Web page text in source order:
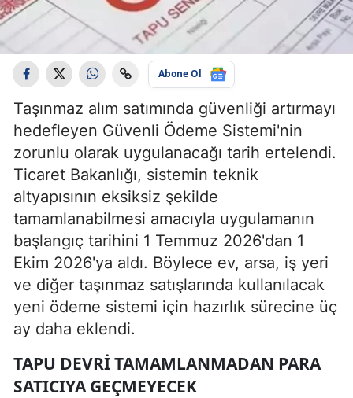
Abone Ol
Taşınmaz alım satımında güvenliği artırmayı
hedefleyen Güvenli Ödeme Sistemi'nin
zorunlu olarak uygulanacağı tarih ertelendi.
Ticaret Bakanlığı, sistemin teknik
altyapısının eksiksiz şekilde
tamamlanabilmesi amacıyla uygulamanın
başlangıç tarihini 1 Temmuz 2026'dan 1
Ekim 2026'ya aldı. Böylece ev, arsa, iş yeri
ve diğer taşınmaz satışlarında kullanılacak
yeni ödeme sistemi için hazırlık sürecine üç
ay daha eklendi.
TAPU DEVRI TAMAMLANMADAN PARA
SATICIYA GEÇMEYECEK